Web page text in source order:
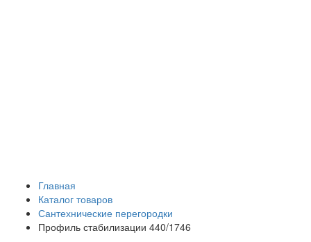
Главная
Каталог товаров
Сантехнические перегородки
Профиль стабилизации 440/1746